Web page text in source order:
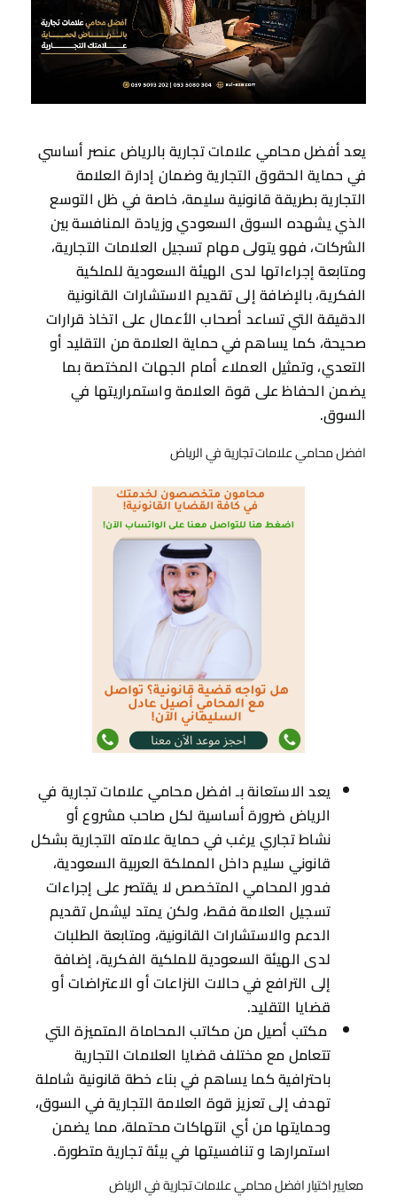
يعد أفضل محامي علامات تجارية بالرياض عنصر أساسي
في حماية الحقوق التجارية وضمان إدارة العلامة
التجارية بطريقة قانونية سليمة، خاصة في ظل التوسع
الذي يشهده السوق السعودي وزيادة المنافسة بين
الشركات، فهو يتولى مهام تسجيل العلامات التجارية،
ومتابعة إجراءاتها لدى الهيئة السعودية للملكية
الفكرية، بالإضافة إلى تقديم الاستشارات القانونية
الدقيقة التي تساعد أصحاب الأعمال على اتخاذ قرارات
صحيحة، كما يساهم في حماية العلامة من التقليد أو
التعدي، وتمثيل العملاء أمام الجهات المختصة بما
يضمن الحفاظ على قوة العلامة واستمراريتها في
السوق.
​افضل محامي علامات تجارية في الرياض
يعد الاستعانة بـ افضل محامي علامات تجارية في
الرياض ضرورة أساسية لكل صاحب مشروع أو
نشاط تجاري يرغب في حماية علامته التجارية بشكل
قانوني سليم داخل المملكة العربية السعودية،
فدور المحامي المتخصص لا يقتصر على إجراءات
تسجيل العلامة فقط، ولكن يمتد ليشمل تقديم
الدعم والاستشارات القانونية، ومتابعة الطلبات
لدى الهيئة السعودية للملكية الفكرية، إضافة
إلى الترافع في حالات النزاعات أو الاعتراضات أو
قضايا التقليد.
مكتب أصيل من مكاتب المحاماة المتميزة التي
تتعامل مع مختلف قضايا العلامات التجارية
باحترافية كما يساهم في بناء خطة قانونية شاملة
تهدف إلى تعزيز قوة العلامة التجارية في السوق،
وحمايتها من أي انتهاكات محتملة، مما يضمن
استمرارها و تنافسيتها في بيئة تجارية متطورة.
​معايير اختيار افضل محامي علامات تجارية في الرياض